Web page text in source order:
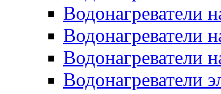
Водонагреватели
Водонагреватели
Водонагреватели
Водонагреватели